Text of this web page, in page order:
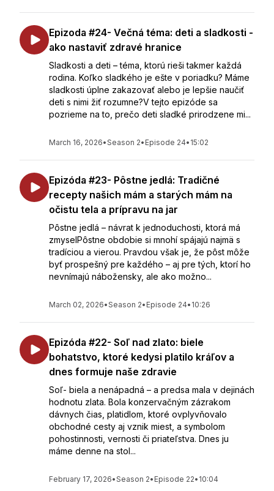
Epizoda #24- Večná téma: deti a sladkosti -
ako nastaviť zdravé hranice
Sladkosti a deti – téma, ktorú rieši takmer každá
rodina. Koľko sladkého je ešte v poriadku? Máme
sladkosti úplne zakazovať alebo je lepšie naučiť
deti s nimi žiť rozumne?V tejto epizóde sa
pozrieme na to, prečo deti sladké prirodzene mi...
March 16, 2026•Season 2• Episode 24• 15:02
Epizóda #23- Pôstne jedlá: Tradičné
recepty našich mám a starých mám na
očistu tela a prípravu na jar
Pôstne jedlá – návrat k jednoduchosti, ktorá má
zmyselPôstne obdobie si mnohí spájajú najmä s
tradíciou a vierou. Pravdou však je, že pôst môže
byť prospešný pre každého – aj pre tých, ktorí ho
nevnímajú nábožensky, ale ako možno...
March 02, 2026•Season 2• Episode 24• 10:26
Epizóda #22- Soľ nad zlato: biele
bohatstvo, ktoré kedysi platilo kráľov a
dnes formuje naše zdravie
Soľ- biela a nenápadná – a predsa mala v dejinách
hodnotu zlata. Bola konzervačným zázrakom
dávnych čias, platidlom, ktoré ovplyvňovalo
obchodné cesty aj vznik miest, a symbolom
pohostinnosti, vernosti či priateľstva. Dnes ju
máme denne na stol...
February 17, 2026•Season 2• Episode 22• 10:04